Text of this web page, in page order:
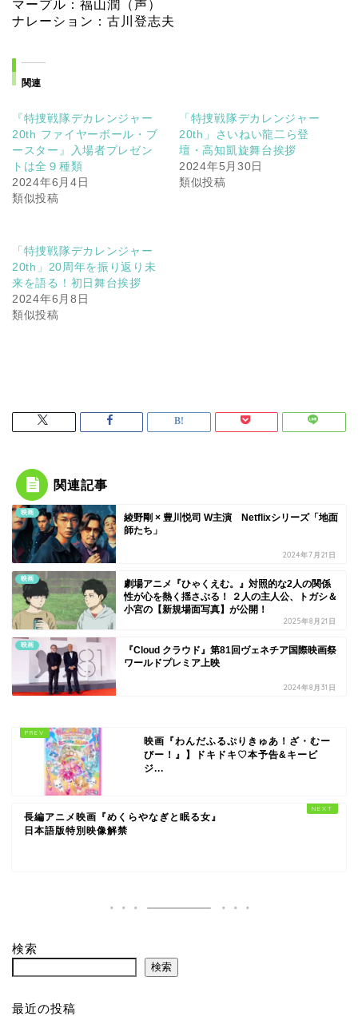
マープル：福山潤（声）
ナレーション：古川登志夫
関連
『特捜戦隊デカレンジャー
20th ファイヤーボール・ブ
ースター』入場者プレゼン
トは全９種類
2024年6月4日
類似投稿
「特捜戦隊デカレンジャー
20th」さいねい龍二ら登
壇・高知凱旋舞台挨拶
2024年5月30日
類似投稿
「特捜戦隊デカレンジャー
20th」20周年を振り返り未
来を語る！初日舞台挨拶
2024年6月8日
類似投稿
関連記事
映画
綾野剛 × 豊川悦司 W主演 Netflixシリーズ「地面
師たち」
2024年7月21日
映画
劇場アニメ『ひゃくえむ。』対照的な2人の関係
性が心を熱く揺さぶる！ ２人の主人公、トガシ＆
小宮の【新規場面写真】が公開！
2025年8月21日
映画
『Cloud クラウド』第81回ヴェネチア国際映画祭
ワールドプレミア上映
2024年8月31日
映画『わんだふるぷりきゅあ！ざ・むー
びー！』】ドキドキ♡本予告&キービ
ジ...
長編アニメ映画『めくらやなぎと眠る女』
日本語版特別映像解禁
検索
検索
最近の投稿